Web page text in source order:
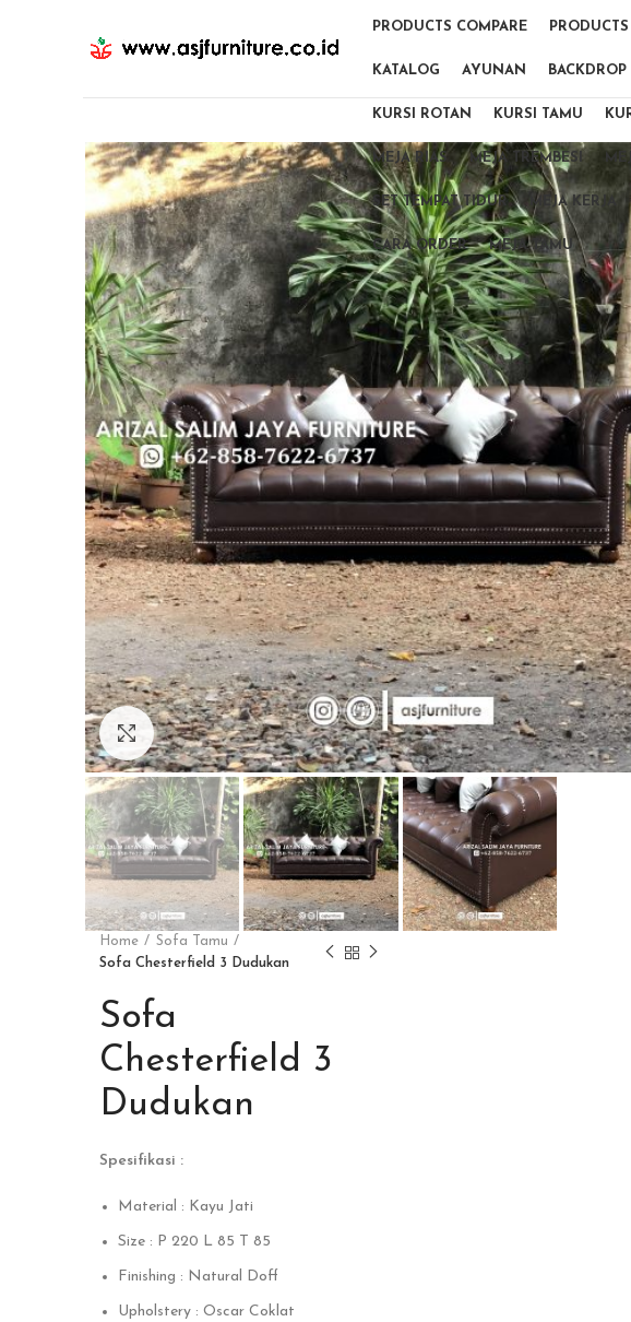
PRODUCTS COMPARE
KATALOG AYUNAN BACKDROP
KURSI ROTAN KURSI TAMU
MEJA RIAS MEJA TREMBESI
SET TEMPAT TIDUR MEJA KERJA
CARA ORDER MEJA TAMU
Click to enlarge
Home
Sofa Tamu
Sofa Chesterfield 3 Dudukan
Sofa
Chesterfield 3
Dudukan
Spesifikasi :
Material : Kayu Jati
Size : P 220 L 85 T 85
Finishing : Natural Doff
Upholstery : Oscar Coklat